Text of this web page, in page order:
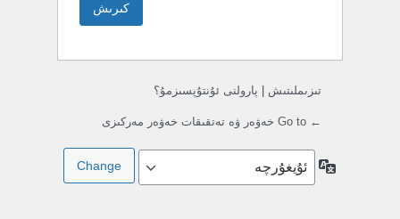
تىزىملىتىش پارولنى ئۇنتۇپسىزمۇ؟
← Go to خەۋەر ۋە تەتقىقات خەۋەر مەركىزى
تىللار